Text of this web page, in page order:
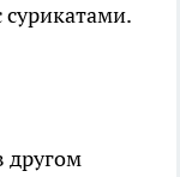
другом